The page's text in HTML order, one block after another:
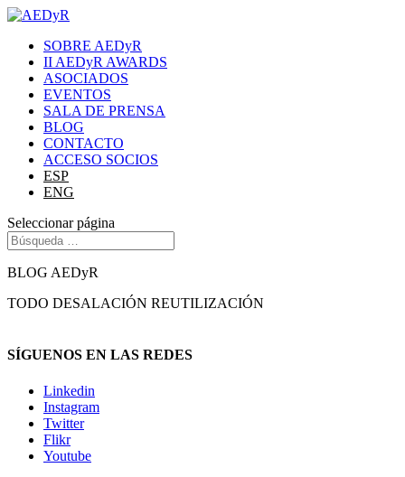
SOBRE AEDyR
II AEDyR AWARDS
ASOCIADOS
EVENTOS
SALA DE PRENSA
BLOG
CONTACTO
ACCESO SOCIOS
ESP
ENG
Seleccionar página
BLOG AEDyR
TODO DESALACIÓN REUTILIZACIÓN
SÍGUENOS EN LAS REDES
Linkedin
Instagram
Twitter
Flikr
Youtube